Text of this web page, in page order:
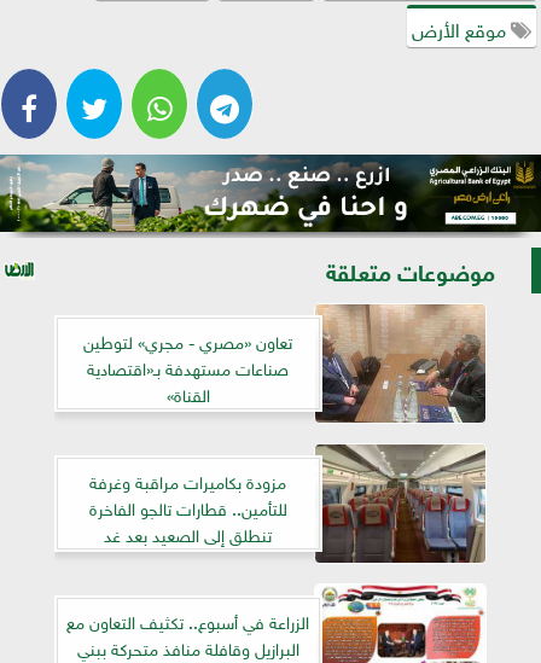
موقع الأرض
موضوعات متعلقة
تعاون «مصري - مجري» لتوطين
صناعات مستهدفة بـ«اقتصادية
القناة»
مزودة بكاميرات مراقبة وغرفة
للتأمين.. قطارات تالجو الفاخرة
تنطلق إلى الصعيد بعد غد
الزراعة في أسبوع.. تكثيف التعاون مع
البرازيل وقافلة منافذ متحركة ببني